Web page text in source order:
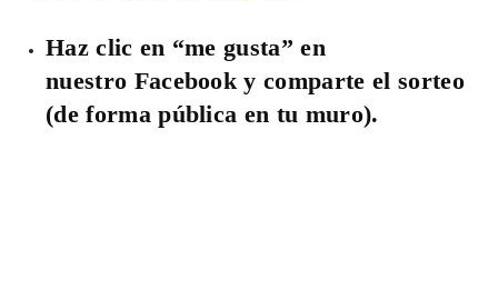
Haz clic en “me gusta” en
nuestro Facebook y comparte el sorteo
(de forma pública en tu muro).